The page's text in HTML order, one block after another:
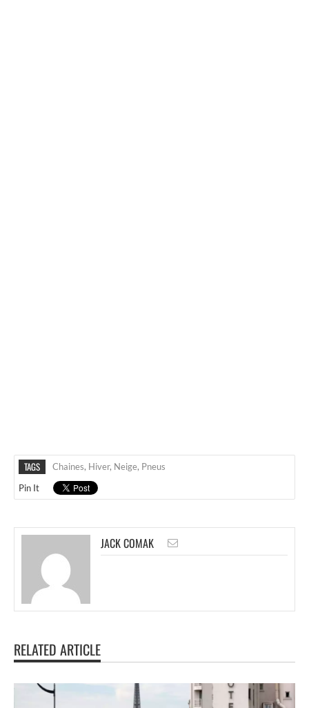
TAGS Chaines, Hiver, Neige, Pneus
Pin It
JACK COMAK
RELATED ARTICLE